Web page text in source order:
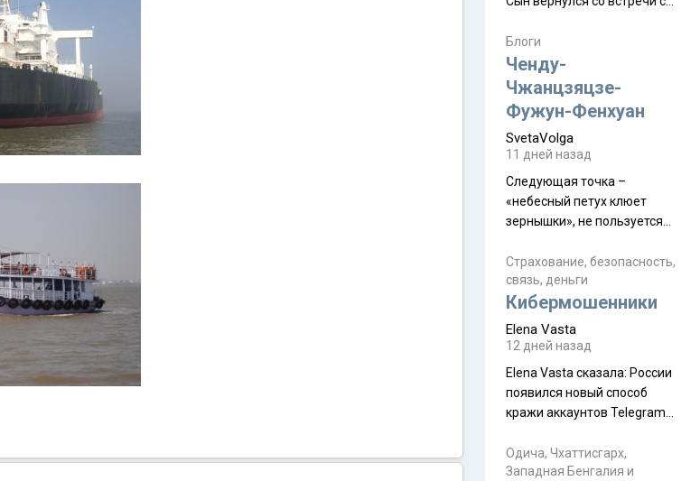
уже, как демобилизовались,
а продолжают встречаться
почти каждую неделю) и с
порога сообщил: "Эйтан
разводится!" Эйтан -
мальчик из религиозной
семьи, из тех, кого называют
"вязаные кипы". С 2022-го
Блоги
Ченду-
Чжанцзяцзе-
Фужун-Фенхуан
SvetaVolga
11 дней назад
Следующая точка –
«небесный петух клюет
зернышки», не пользуется
заслужено, и чтобы попасть
на начало тропы показали
водителю карту, иначе
Пошли туда, потому что я
отзывов. По мне – сплошная
физуха, долгий спуск, потом
подъем по этому же пути.
Пока
Страхование, безопасность,
связь, деньги
Кибермошенники
Elena Vasta
12 дней назад
Elena Vasta сказалa: России
появился новый способ
кражи аккаунтов Telegram
Прочитайте! У моих двух
знакомых вот так увели
Одича, Чхаттисгарх,
Западная Бенгалия и